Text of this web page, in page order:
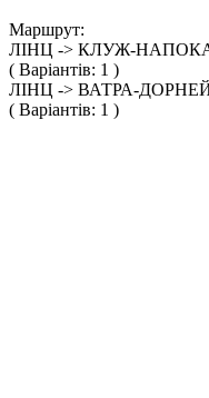
Маршрут:
ЛІНЦ -> КЛУЖ-НАПОКА
( Варіантів: 1 )
ЛІНЦ -> ВАТРА-
( Варіантів: 1 )